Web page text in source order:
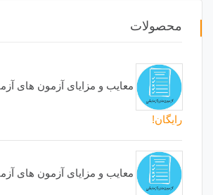
محصولات
معایب و مزایای آزمون های
رایگان!
معایب و مزایای آزمون های